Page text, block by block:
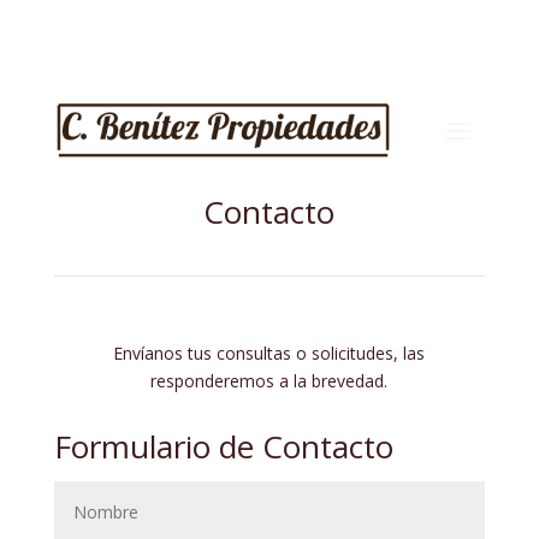
Contacto
Envíanos tus consultas o solicitudes, las
responderemos a la brevedad.
Formulario de Contacto